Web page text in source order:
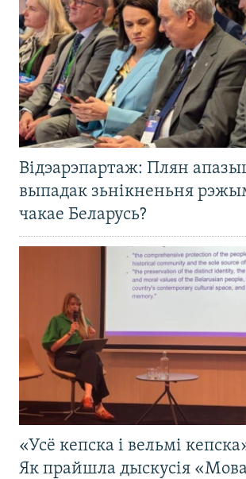
Відэарэпартаж: Плян
выпадак зьнікненьня
чакае Беларусь?
«Усё кепска і вельмі
Як прайшла дыскусія